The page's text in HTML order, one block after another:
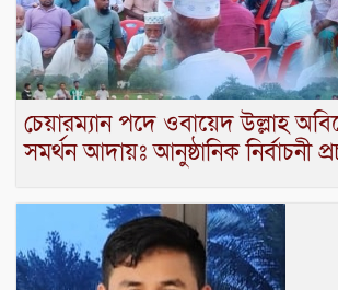
চেয়ারম্যান পদে ওবায়েদ উল্লাহ
সমর্থন আদায়ঃ আনুষ্ঠানিক নির্বাচনী